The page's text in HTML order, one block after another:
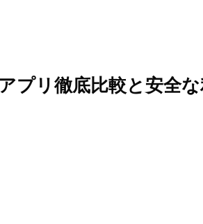
プリ徹底比較と安全